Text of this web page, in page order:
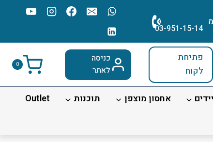
03-951-15-14
פתיחת
לקוח
כניסה
לאתר
0
אחסון מוצפן תוכנות
Outlet